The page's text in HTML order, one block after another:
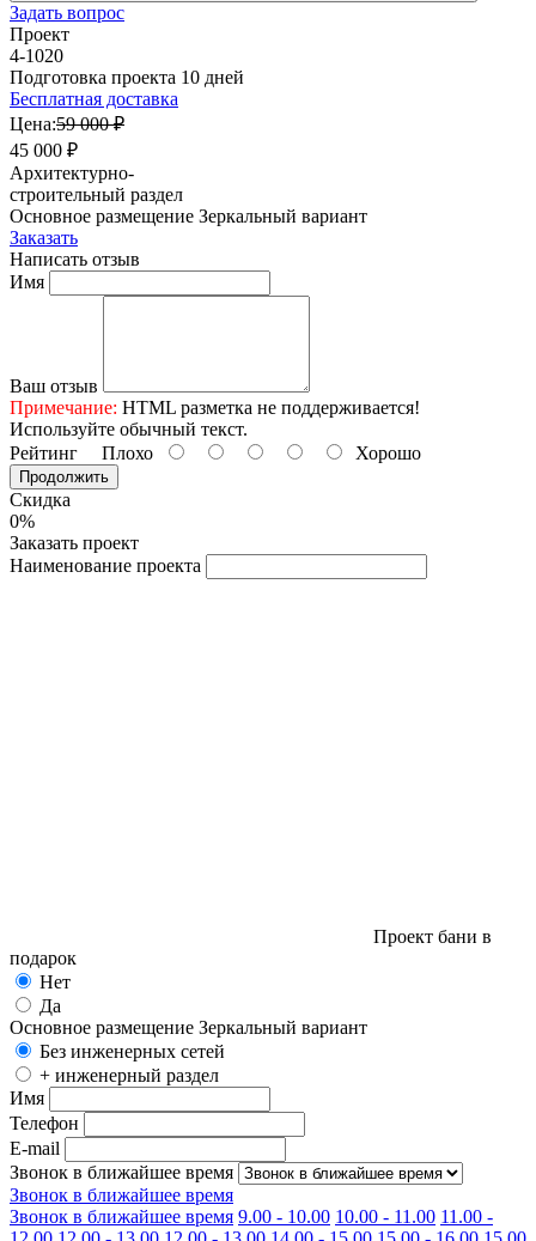
Задать вопрос
Проект
4-1020
Подготовка проекта 10 дней
Бесплатная доставка
Цена:59 000 ₽
45 000 ₽
Архитектурно-
строительный раздел
Основное размещение Зеркальный вариант
Заказать
Написать отзыв
Имя
Ваш отзыв
Примечание: HTML разметка не поддерживается!
Используйте обычный текст.
Рейтинг Плохо Хорошо
Продолжить
Скидка
0%
Заказать проект
Наименование проекта
Проект бани в
подарок
Нет
Да
Основное размещение Зеркальный вариант
Без инженерных сетей
+ инженерный раздел
Имя
Телефон
E-mail
Звонок в ближайшее время
Звонок в ближайшее время
Звонок в ближайшее время 9.00 - 10.00 10.00 - 11.00 11.00 -